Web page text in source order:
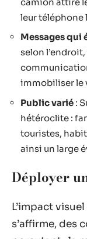
leur téléphone
Messages qui
selon l’endroit,
immobiliser le
Public varié :
hétéroclite :
touristes,
ainsi un large
Déployer
L’impact
s’affirme, des